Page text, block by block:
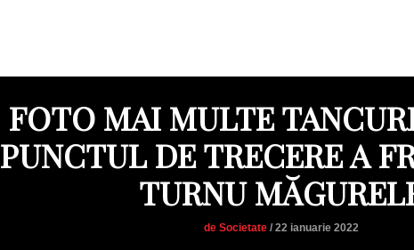
FOTO MAI MULTE
PUNCTUL DE TRECERE A
TURNU
de Societate / 22 ianuarie 2022